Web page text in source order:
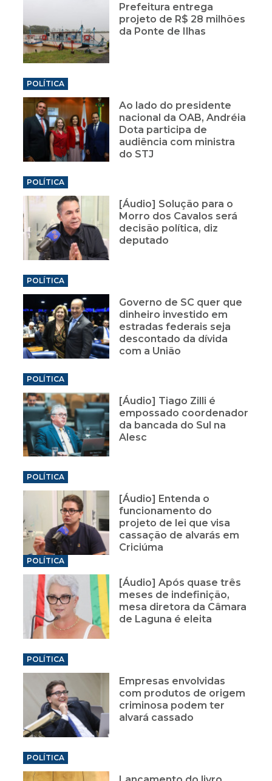
Prefeitura entrega
projeto de R$ 28 milhões
da Ponte de Ilhas
POLÍTICA
Ao lado do presidente
nacional da OAB, Andréia
Dota participa de
audiência com ministra
do STJ
POLÍTICA
[Áudio] Solução para o
Morro dos Cavalos será
decisão política, diz
deputado
POLÍTICA
Governo de SC quer que
dinheiro investido em
estradas federais seja
descontado da dívida
com a União
POLÍTICA
[Áudio] Tiago Zilli é
empossado coordenador
da bancada do Sul na
Alesc
POLÍTICA
[Áudio] Entenda o
funcionamento do
projeto de lei que visa
cassação de alvarás em
Criciúma
POLÍTICA
[Áudio] Após quase três
meses de indefinição,
mesa diretora da Câmara
de Laguna é eleita
POLÍTICA
Empresas envolvidas
com produtos de origem
criminosa podem ter
alvará cassado
POLÍTICA